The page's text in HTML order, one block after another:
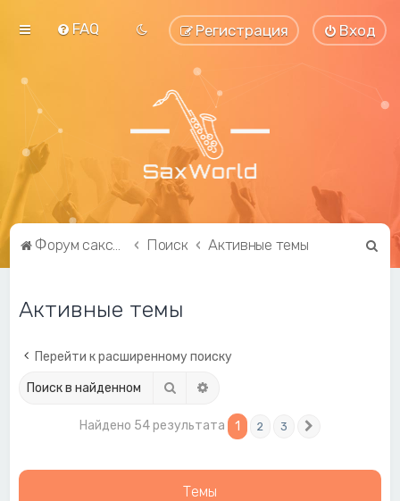
FAQ Вход
Регистрация
Форум саксофонистов SaxWorld.org Поиск Активные темы
Активные темы
Перейти к расширенному поиску
Поиск
Найдено 54 результата 1 2 3
Темы